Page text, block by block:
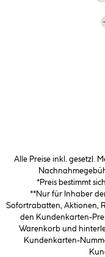
Alle Preise inkl. gesetzl.
*Preis bestimmt
**Nur für Inhaber
Sofortrabatten, Aktionen,
den Kundenkarten-
Warenkorb und
Kundenkarten-